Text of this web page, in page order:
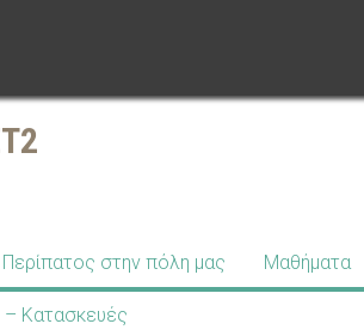
Περίπατος στην πόλη μας Μαθήματα
Κατασκευές